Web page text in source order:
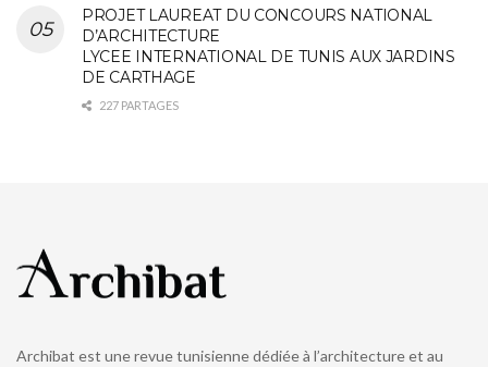
PROJET LAUREAT DU CONCOURS NATIONAL
D’ARCHITECTURE
LYCEE INTERNATIONAL DE TUNIS AUX JARDINS
DE CARTHAGE
227 PARTAGES
Archibat est une revue tunisienne dédiée à l’architecture et au